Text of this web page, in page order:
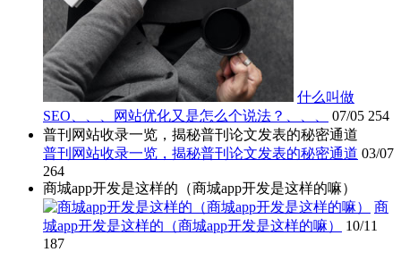
什么叫做
SEO、、、网站优化又是怎么个说法？、、、
07/05 254
普刊网站收录一览，揭秘普刊论文发表的秘密通道
普刊网站收录一览，揭秘普刊论文发表的秘密通道 03/07
264
商城app开发是这样的（商城app开发是这样的嘛）
商
城app开发是这样的（商城app开发是这样的嘛）
10/11
187